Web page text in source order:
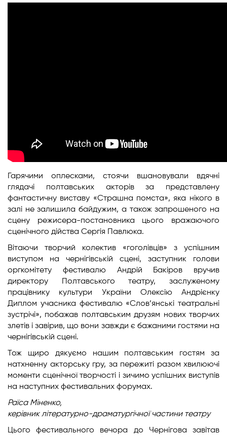
Гарячими оплесками, стоячи вшановували вдячні
глядачі полтавських акторів за представлену
фантастичну виставу «Страшна помста», яка нікого в
залі не залишила байдужим, а також запрошеного на
сцену режисера-постановника цього вражаючого
сценічного дійства Сергія Павлюка.
Вітаючи творчий колектив «гоголівців» з успішним
виступом на чернігівській сцені, заступник голови
оргкомітету фестивалю Андрій Бакіров вручив
директору Полтавського театру, заслуженому
працівнику культури України Олексію Андрієнку
Диплом учасника фестивалю «Слов’янські театральні
зустрічі», побажав полтавським друзям нових творчих
злетів і завірив, що вони завжди є бажаними гостями на
чернігівській сцені.
Тож щиро дякуємо нашим полтавським гостям за
натхненну акторську гру, за пережиті разом хвилюючі
моменти сценічної творчості і зичимо успішних виступів
на наступних фестивальних форумах.
Раїса Міненко,
керівник літературно-драматургічної частини театру
Цього фестивального вечора до Чернігова завітав